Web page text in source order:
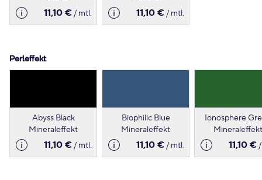
11,10 €/ mtl. 11,10 €/ mtl.
Perleffekt
Abyss Black
Mineraleffekt
11,10 €/ mtl.
Biophilic Blue
Mineraleffekt
11,10 €/ mtl.
Ionosphere
Mineraleffekt
11,10 €